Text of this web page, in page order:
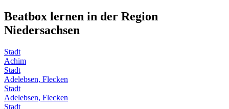
Beatbox lernen in der Region
Niedersachsen
Stadt
Achim
Stadt
Adelebsen, Flecken
Stadt
Adelebsen, Flecken
Stadt